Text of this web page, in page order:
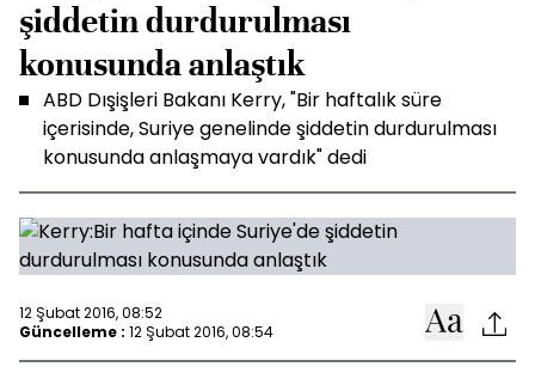
şiddetin durdurulması
konusunda anlaştık
ABD Dışişleri Bakanı Kerry, "Bir haftalık süre
içerisinde, Suriye genelinde şiddetin durdurulması
konusunda anlaşmaya vardık" dedi
12 Şubat 2016, 08:52
Güncelleme : 12 Şubat 2016, 08:54